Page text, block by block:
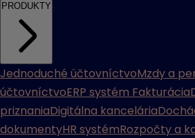
PRODUKTY
Jednoduché účtovníctvoMzdy a
účtovníctvoERP systém Fakturácia
priznaniaDigitálna kancelária
dokumentyHR systémRozpočty a